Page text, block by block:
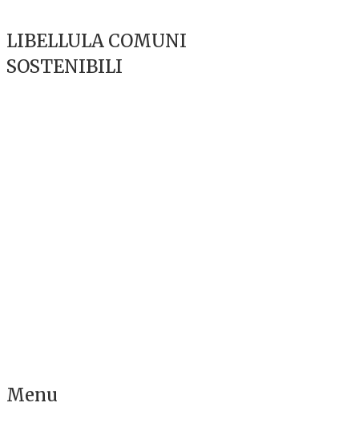
LIBELLULA COMUNI
SOSTENIBILI
Menu